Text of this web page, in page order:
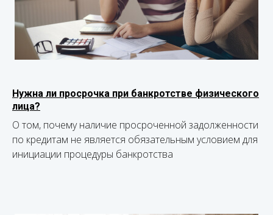
Нужна ли просрочка при банкротстве физического
лица?
О том, почему наличие просроченной задолженности
по кредитам не является обязательным условием для
инициации процедуры банкротства